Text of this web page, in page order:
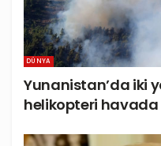
DÜNYA
Yunanistan’da iki
helikopteri havada